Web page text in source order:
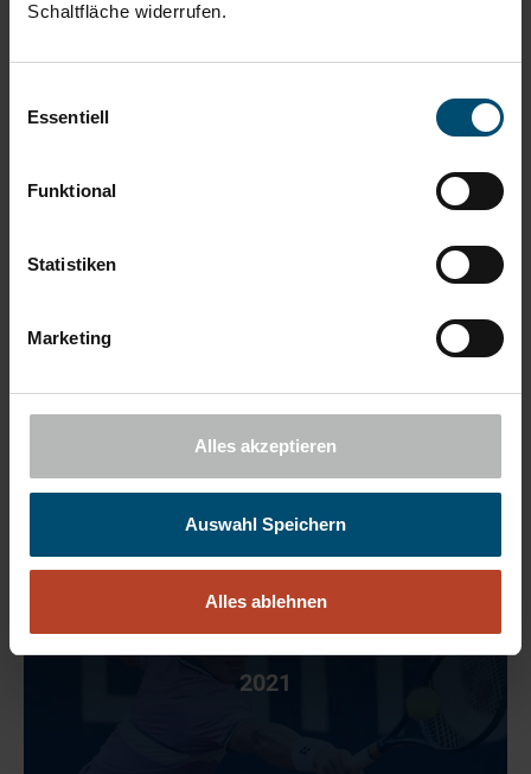
Schaltfläche widerrufen.
Essentiell
Funktional
Statistiken
Marketing
Alles akzeptieren
Auswahl Speichern
Alles ablehnen
2022
2021